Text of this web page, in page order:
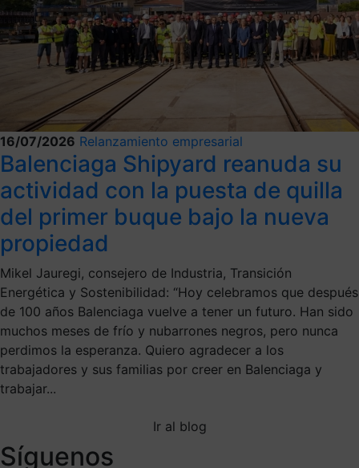
16/07/2026 Relanzamiento empresarial
Balenciaga Shipyard reanuda su
actividad con la puesta de quilla
del primer buque bajo la nueva
propiedad
Mikel Jauregi, consejero de Industria, Transición
Energética y Sostenibilidad: “Hoy celebramos que después
de 100 años Balenciaga vuelve a tener un futuro. Han sido
muchos meses de frío y nubarrones negros, pero nunca
perdimos la esperanza. Quiero agradecer a los
trabajadores y sus familias por creer en Balenciaga y
trabajar...
Ir al blog
Síguenos